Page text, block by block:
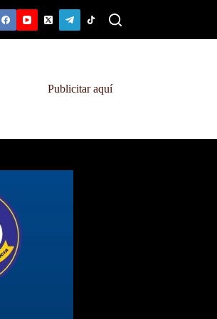
Publicitar aquí